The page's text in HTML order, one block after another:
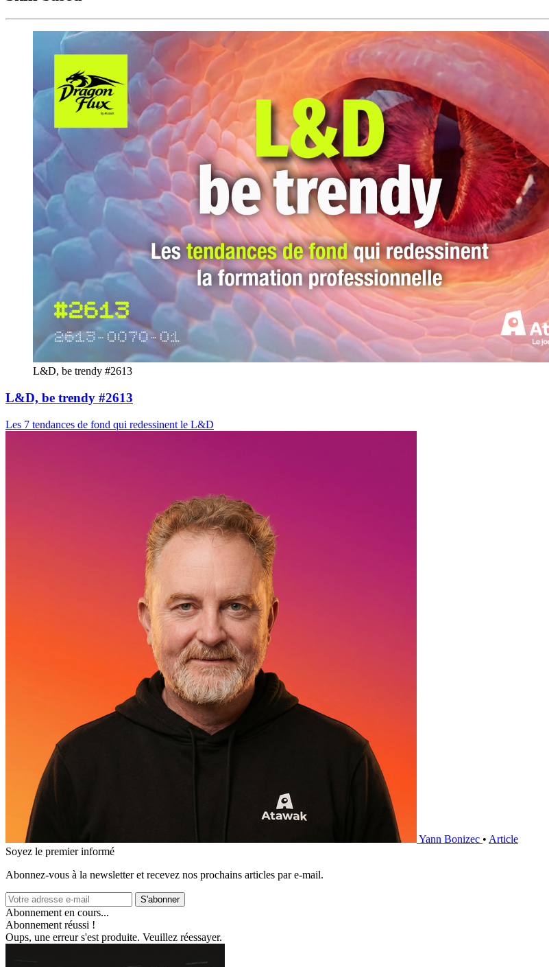
L&D, be trendy #2613
L&D, be trendy #2613
Les 7 tendances de fond qui redessinent le L&D
Yann Bonizec • Article
Soyez le premier informé
Abonnez‑vous à la newsletter et recevez nos prochains articles par e‑mail.
S'abonner
Abonnement en cours...
Abonnement réussi !
Oups, une erreur s'est produite. Veuillez réessayer.